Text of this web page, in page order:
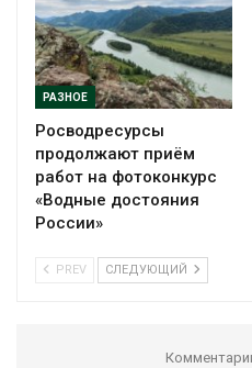
РАЗНОЕ
Росводресурсы
продолжают приём
работ на фотоконкурс
«Водные достояния
России»
PREV СЛЕДУЮЩИЙ